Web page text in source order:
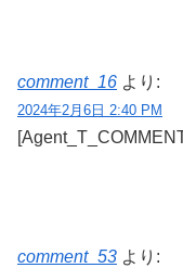
comment_16 より:
2024年2月6日 2:40 PM
comment_53 より: